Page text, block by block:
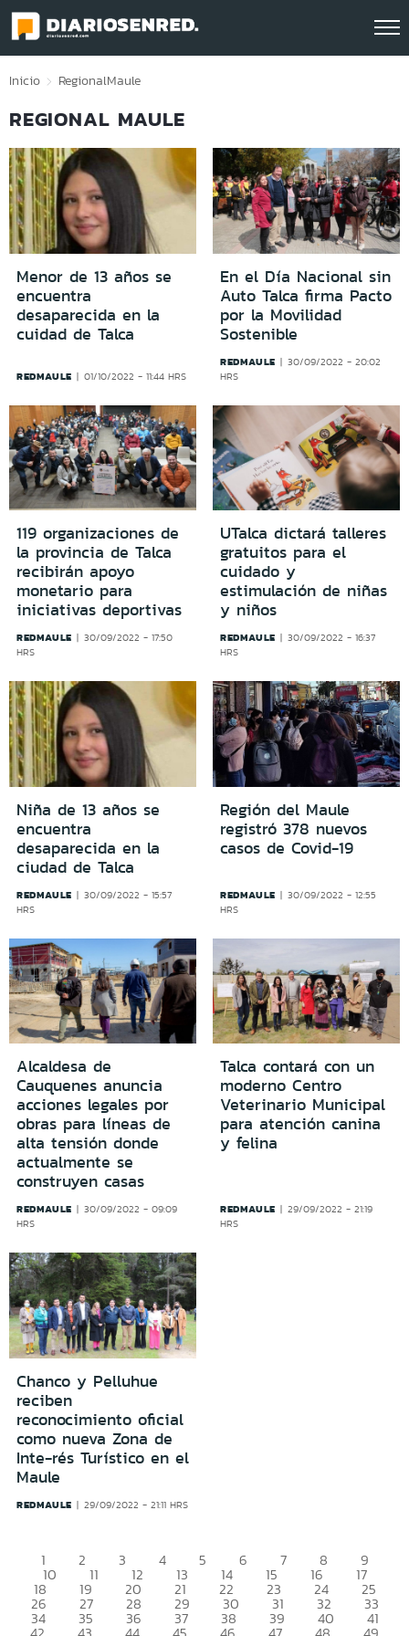
Click acá para ir directamente al contenido
Inicio RegionalMaule
REGIONAL MAULE
Menor de 13 años se
encuentra
desaparecida en la
cuidad de Talca
REDMAULE 01/10/2022 - 11:44 HRS
En el Día Nacional sin
Auto Talca firma Pacto
por la Movilidad
Sostenible
REDMAULE
30/09/2022 - 20:02
HRS
119 organizaciones de
la provincia de Talca
recibirán apoyo
monetario para
iniciativas deportivas
REDMAULE
30/09/2022 - 17:50
HRS
UTalca dictará talleres
gratuitos para el
cuidado y
estimulación de niñas
y niños
REDMAULE
30/09/2022 - 16:37
HRS
Niña de 13 años se
encuentra
desaparecida en la
ciudad de Talca
REDMAULE
30/09/2022 - 15:57
HRS
Región del Maule
registró 378 nuevos
casos de Covid-19
REDMAULE
30/09/2022 - 12:55
HRS
Alcaldesa de
Cauquenes anuncia
acciones legales por
obras para líneas de
alta tensión donde
actualmente se
construyen casas
REDMAULE
30/09/2022 - 09:09
HRS
Talca contará con un
moderno Centro
Veterinario Municipal
para atención canina
y felina
REDMAULE
29/09/2022 - 21:19
HRS
Chanco y Pelluhue
reciben
reconocimiento oficial
como nueva Zona de
Inte-rés Turístico en el
Maule
REDMAULE 29/09/2022 - 21:11 HRS
1 2 3 4 5 6 7 8 9
10 11 12 13 14 15 16 17
18 19 20 21 22 23 24 25
26 27 28 29 30 31 32 33
34 35 36 37 38 39 40 41